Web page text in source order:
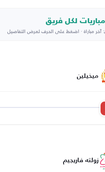
آخر مباراة · اضغط على الحرف لعرض التفاصيل
ميخيلين
زولته فاريجيم